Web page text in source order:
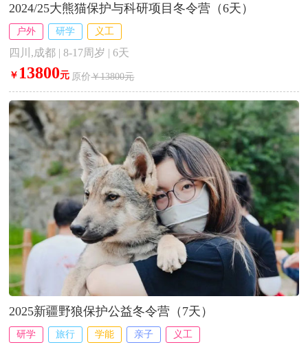
2024/25大熊猫保护与科研项目冬令营（6天）
户外 研学 义工
四川,成都 | 8-17周岁 | 6天
￥ 13800元 原价￥13800元
2025新疆野狼保护公益冬令营（7天）
研学 旅行 学能 亲子 义工